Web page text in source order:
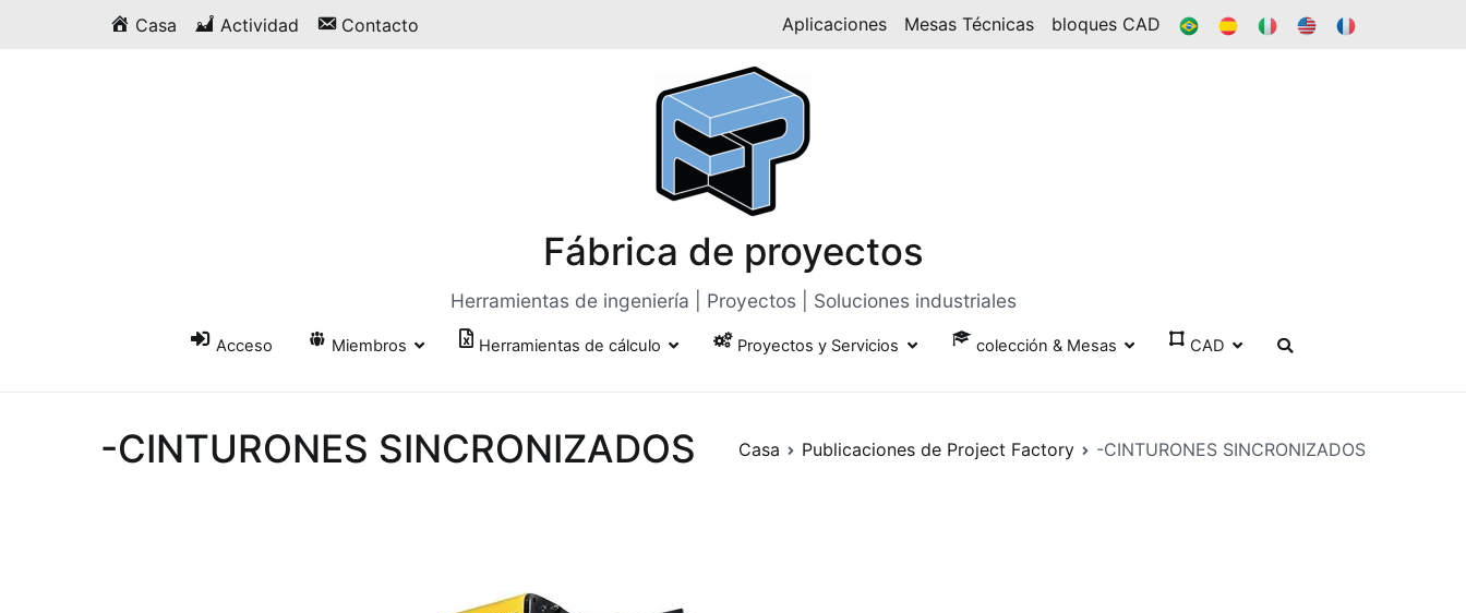
Casa Actividad Contacto Aplicaciones Mesas Técnicas bloques CAD BR ES ÉL EN
Fábrica de proyectos
Herramientas de ingeniería | Proyectos | Soluciones industriales
Acceso Miembros Herramientas de cálculo Proyectos y Servicios colección & Mesas CAD
-CINTURONES SINCRONIZADOS Casa Publicaciones de Project Factory -CINTURONES SINCRONIZADOS